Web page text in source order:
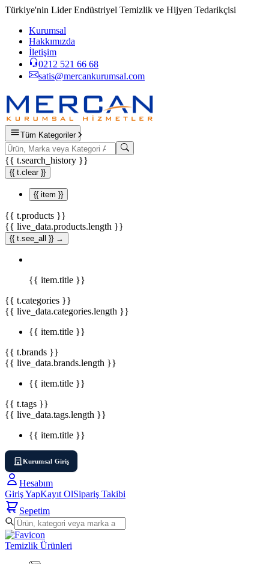
Türkiye'nin Lider Endüstriyel Temizlik ve Hijyen Tedarikçisi
Kurumsal
Hakkımızda
İletişim
0212 521 66 68
satis@mercankurumsal.com
Tüm Kategoriler
{{ t.search_history }}
{{ t.clear }}
{{ item }}
{{ t.products }}
{{ live_data.products.length }}
{{ t.see_all }} →
{{ item.title }}
{{ t.categories }}
{{ live_data.categories.length }}
{{ item.title }}
{{ t.brands }}
{{ live_data.brands.length }}
{{ item.title }}
{{ t.tags }}
{{ live_data.tags.length }}
{{ item.title }}
Kurumsal Giriş
Hesabım
Giriş YapKayıt OlSipariş Takibi
Sepetim
Temizlik Ürünleri